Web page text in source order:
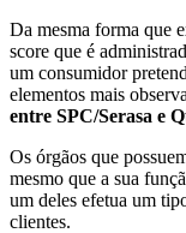
Da mesma forma que
score que é
um consumidor
elementos mais
entre SPC/Serasa e
Os órgãos que
mesmo que a sua
um deles efetua um
clientes.